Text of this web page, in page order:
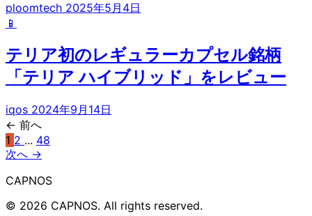
ploomtech 2025年5月4日
📱
テリア初のレギュラーカプセル銘柄
「テリア ハイブリッド」をレビュー
iqos 2024年9月14日
← 前へ
1 2 ... 48
次へ →
CAPNOS
© 2026 CAPNOS. All rights reserved.